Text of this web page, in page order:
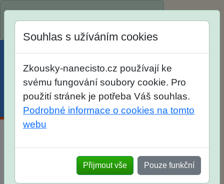
SŠ? Vaše ohlasy po skutečných
přijímacích zkouškách
Souhlas s užíváním cookies
Zkousky-nanecisto.cz používají ke
svému fungování soubory cookie. Pro
použití stránek je potřeba Váš souhlas.
Podrobné informace o cookies na tomto
webu
Přijmout vše Pouze funkční